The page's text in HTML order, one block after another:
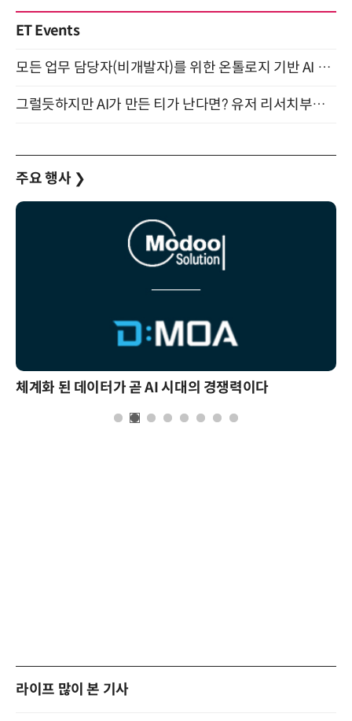
ET Events
모든 업무 담당자(비개발자)를 위한 온톨로지 기반 AI 지식체계 설계 1-day 워크숍 8월 20일 개최
그럴듯하지만 AI가 만든 티가 난다면? 유저 리서치부터 배포까지! (9/15)
주요 행사 ❯
체계화 된 데이터가 곧 AI 시대의 경쟁력이다
라이프 많이 본 기사